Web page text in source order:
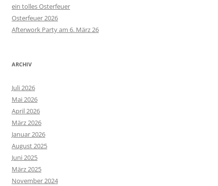
ein tolles Osterfeuer
Osterfeuer 2026
Afterwork Party am 6. März 26
ARCHIV
Juli 2026
Mai 2026
April 2026
März 2026
Januar 2026
August 2025
Juni 2025
März 2025
November 2024